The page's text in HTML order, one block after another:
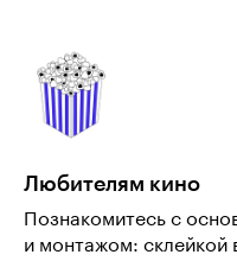
Любителям кино
Познакомитесь с
и монтажом: склейкой